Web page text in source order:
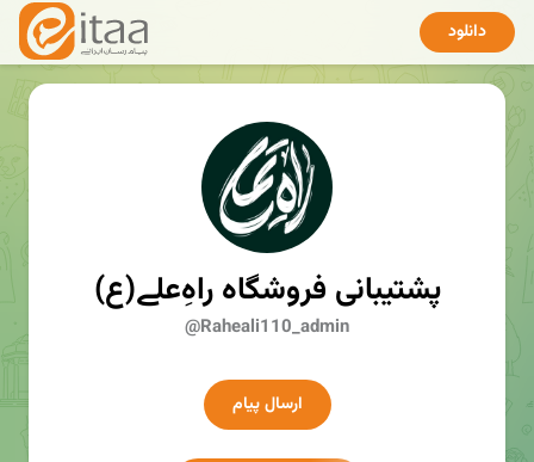
دانلود
پشتیبانی فروشگاه راهِ‌علے(ع)
@Raheali110_admin
ارسال پیام